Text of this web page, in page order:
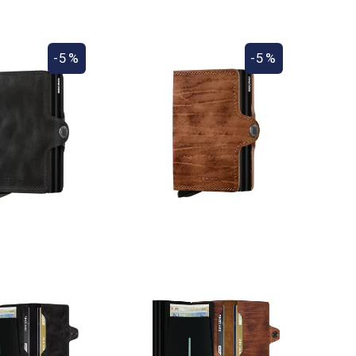
-5% -5%